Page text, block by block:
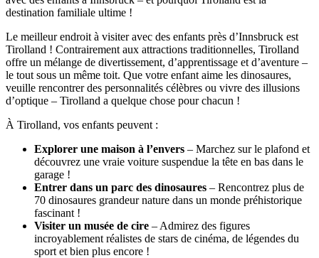
destination familiale ultime !
Le meilleur endroit à visiter avec des enfants près d’Innsbruck est
Tirolland ! Contrairement aux attractions traditionnelles, Tirolland
offre un mélange de divertissement, d’apprentissage et d’aventure –
le tout sous un même toit. Que votre enfant aime les dinosaures,
veuille rencontrer des personnalités célèbres ou vivre des illusions
d’optique – Tirolland a quelque chose pour chacun !
À Tirolland, vos enfants peuvent :
Explorer une maison à l’envers – Marchez sur le plafond et
découvrez une vraie voiture suspendue la tête en bas dans le
garage !
Entrer dans un parc des dinosaures – Rencontrez plus de
70 dinosaures grandeur nature dans un monde préhistorique
fascinant !
Visiter un musée de cire – Admirez des figures
incroyablement réalistes de stars de cinéma, de légendes du
sport et bien plus encore !